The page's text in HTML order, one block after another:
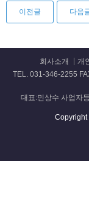
이전글 다음
회사소개 개
TEL. 031-346-2255
대표:민상수 사업자